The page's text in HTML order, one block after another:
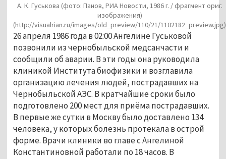
А. К. Гуськова (фото: Панов, РИА Новости, 1986 г. / фрагмент ориг.
изображения)
(http://visualrian.ru/images/old_preview/110/21/1102182_preview.jpg)
26 апреля 1986 года в 02:00 Ангелине Гуськовой
позвонили из чернобыльской медсанчасти и
сообщили об аварии. В эти годы она руководила
клиникой Института биофизики и возглавила
организацию лечения людей, пострадавших на
Чернобыльской АЭС. В кратчайшие сроки было
подготовлено 200 мест для приёма пострадавших.
В первые же сутки в Москву было доставлено 134
человека, у которых болезнь протекала в острой
форме. Врачи клиники во главе с Ангелиной
Константиновной работали по 18 часов. В